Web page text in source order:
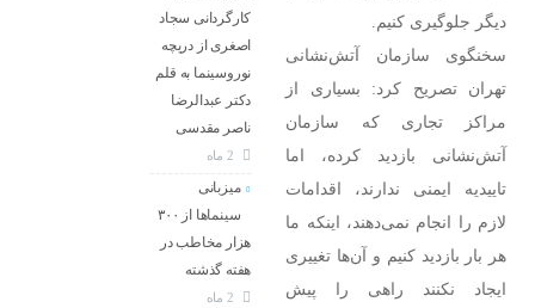
دیگر جلوگیری کنیم.
سخنگوی سازمان آتش‌نشانی
تهران تصریح کرد: بسیاری از
مراکز تجاری که سازمان
آتش‌نشانی بازدید کرده، اما
تاییدیه ایمنی ندارند، اقدامات
لازم را انجام نمی‌دهند، اینکه ما
هر بار بازدید کنیم و آن‌ها تغییری
ایجاد نکنند راهی را پیش
کارگردانی سجاد
اصغری از دریچه
نوروسینما به قلم
دکتر عبدالرضا
ناصر مقدسی
میزبانی
سینماها از ۳۰۰
هزار مخاطب در
هفته گذشته